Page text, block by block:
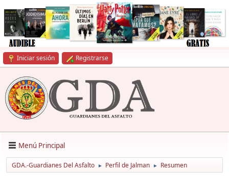
Iniciar sesión Registrarse
Menú Principal
GDA.-Guardianes Del Asfalto ► Perfil de Jalman ► Resumen